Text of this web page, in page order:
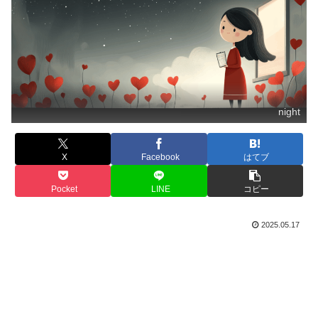
night
X Facebook はてブ
Pocket LINE コピー
2025.05.17